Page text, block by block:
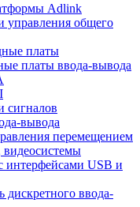
Adlink
управления общего
платы
платы ввода-вывода
сигналов
вывода
перемещением
видеосистемы
интерфейсами USB и
дискретного ввода-